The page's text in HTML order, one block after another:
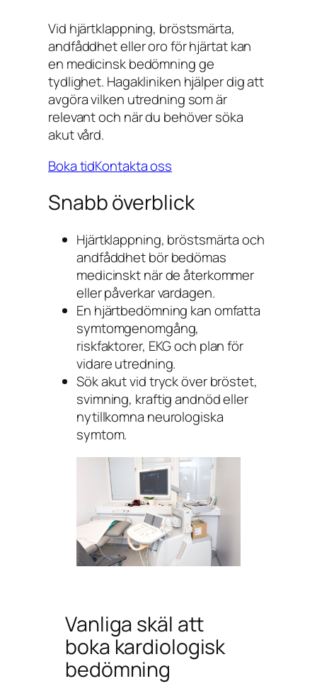
Vid hjärtklappning, bröstsmärta,
andfåddhet eller oro för hjärtat kan
en medicinsk bedömning ge
tydlighet. Hagakliniken hjälper dig att
avgöra vilken utredning som är
relevant och när du behöver söka
akut vård.
Boka tidKontakta oss
Snabb överblick
Hjärtklappning, bröstsmärta och
andfåddhet bör bedömas
medicinskt när de återkommer
eller påverkar vardagen.
En hjärtbedömning kan omfatta
symtomgenomgång,
riskfaktorer, EKG och plan för
vidare utredning.
Sök akut vid tryck över bröstet,
svimning, kraftig andnöd eller
nytillkomna neurologiska
symtom.
Vanliga skäl att
boka kardiologisk
bedömning